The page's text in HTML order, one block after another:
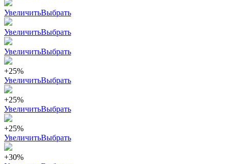
УвеличитьВыбрать
УвеличитьВыбрать
УвеличитьВыбрать
+25%
УвеличитьВыбрать
+25%
УвеличитьВыбрать
+25%
УвеличитьВыбрать
+30%